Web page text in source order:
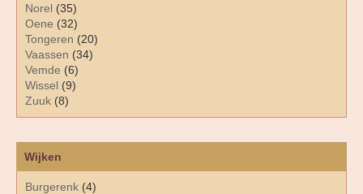
Norel (35)
Oene (32)
Tongeren (20)
Vaassen (34)
Vemde (6)
Wissel (9)
Zuuk (8)
Wijken
Burgerenk (4)